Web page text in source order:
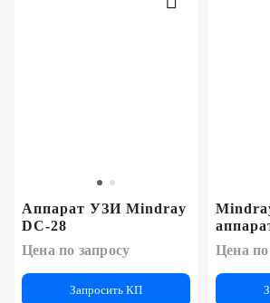
Аппарат УЗИ Mindray
DC-28
Цена по запросу
Запросить КП
Цена по